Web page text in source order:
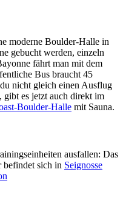
moderne Boulder-Halle in
gebucht werden, einzeln
fährt man mit dem
Bus braucht 45
nicht gleich einen Ausflug
gibt es jetzt auch direkt im
Boulder-Halle mit Sauna.
ausfallen: Das
befindet sich in Seignosse